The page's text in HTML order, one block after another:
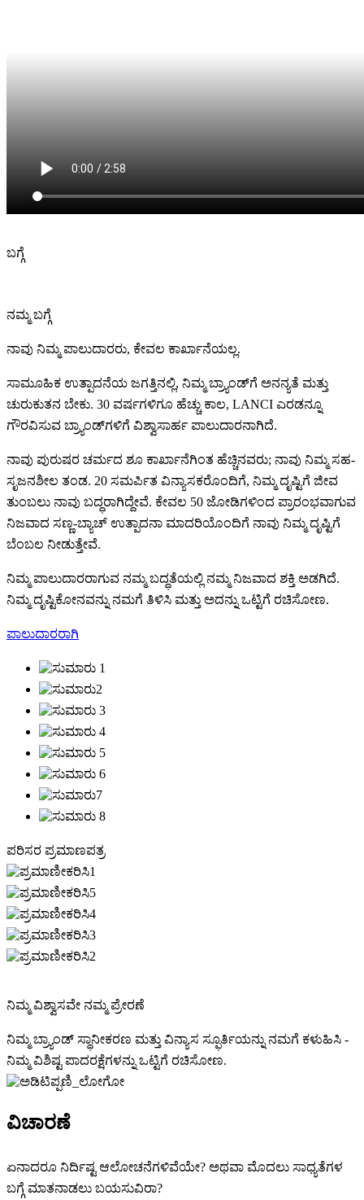
ಬಗ್ಗೆ
ನಮ್ಮ ಬಗ್ಗೆ
ನಾವು ನಿಮ್ಮ ಪಾಲುದಾರರು, ಕೇವಲ ಕಾರ್ಖಾನೆಯಲ್ಲ.
ಸಾಮೂಹಿಕ ಉತ್ಪಾದನೆಯ ಜಗತ್ತಿನಲ್ಲಿ, ನಿಮ್ಮ ಬ್ರ್ಯಾಂಡ್‌ಗೆ ಅನನ್ಯತೆ ಮತ್ತು
ಚುರುಕುತನ ಬೇಕು. 30 ವರ್ಷಗಳಿಗೂ ಹೆಚ್ಚು ಕಾಲ, LANCI ಎರಡನ್ನೂ
ಗೌರವಿಸುವ ಬ್ರ್ಯಾಂಡ್‌ಗಳಿಗೆ ವಿಶ್ವಾಸಾರ್ಹ ಪಾಲುದಾರನಾಗಿದೆ.
ನಾವು ಪುರುಷರ ಚರ್ಮದ ಶೂ ಕಾರ್ಖಾನೆಗಿಂತ ಹೆಚ್ಚಿನವರು; ನಾವು ನಿಮ್ಮ ಸಹ-
ಸೃಜನಶೀಲ ತಂಡ. 20 ಸಮರ್ಪಿತ ವಿನ್ಯಾಸಕರೊಂದಿಗೆ, ನಿಮ್ಮ ದೃಷ್ಟಿಗೆ ಜೀವ
ತುಂಬಲು ನಾವು ಬದ್ಧರಾಗಿದ್ದೇವೆ. ಕೇವಲ 50 ಜೋಡಿಗಳಿಂದ ಪ್ರಾರಂಭವಾಗುವ
ನಿಜವಾದ ಸಣ್ಣ-ಬ್ಯಾಚ್ ಉತ್ಪಾದನಾ ಮಾದರಿಯೊಂದಿಗೆ ನಾವು ನಿಮ್ಮ ದೃಷ್ಟಿಗೆ
ಬೆಂಬಲ ನೀಡುತ್ತೇವೆ.
ನಿಮ್ಮ ಪಾಲುದಾರರಾಗುವ ನಮ್ಮ ಬದ್ಧತೆಯಲ್ಲಿ ನಮ್ಮ ನಿಜವಾದ ಶಕ್ತಿ ಅಡಗಿದೆ.
ನಿಮ್ಮ ದೃಷ್ಟಿಕೋನವನ್ನು ನಮಗೆ ತಿಳಿಸಿ ಮತ್ತು ಅದನ್ನು ಒಟ್ಟಿಗೆ ರಚಿಸೋಣ.
ಪಾಲುದಾರರಾಗಿ
ಪರಿಸರ ಪ್ರಮಾಣಪತ್ರ
ನಿಮ್ಮ ವಿಶ್ವಾಸವೇ ನಮ್ಮ ಪ್ರೇರಣೆ
ನಿಮ್ಮ ಬ್ರ್ಯಾಂಡ್ ಸ್ಥಾನೀಕರಣ ಮತ್ತು ವಿನ್ಯಾಸ ಸ್ಫೂರ್ತಿಯನ್ನು ನಮಗೆ ಕಳುಹಿಸಿ -
ನಿಮ್ಮ ವಿಶಿಷ್ಟ ಪಾದರಕ್ಷೆಗಳನ್ನು ಒಟ್ಟಿಗೆ ರಚಿಸೋಣ.
ವಿಚಾರಣೆ
ಏನಾದರೂ ನಿರ್ದಿಷ್ಟ ಆಲೋಚನೆಗಳಿವೆಯೇ? ಅಥವಾ ಮೊದಲು ಸಾಧ್ಯತೆಗಳ
ಬಗ್ಗೆ ಮಾತನಾಡಲು ಬಯಸುವಿರಾ?